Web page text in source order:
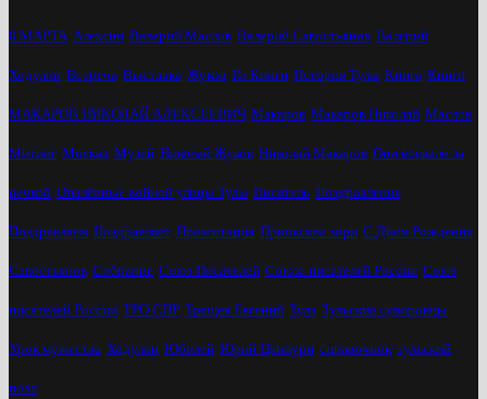
8 МАРТА Алексин Валерий Маслов Валерий Савостьянов Валерий
Ходулин Встреча Выставка Жуков Из Книги История Тулы Книга Книги
МАКАРОВ НИКОЛАЙ АЛЕКСЕЕВИЧ Макаров Макаров Николай Маслов
Митинг Москва Музей Николай Жуков Николай Макаров Они воевали за
речкой Опалённые войной улицы Тулы Писатель Поздравление
Поздравляем Поздравляет Презентация Приокские зори С Днём Рождения
Савостьянов Собрание Союз Писателей Союза писателей России Союз
писателей России ТРО СПР Трещев Евгений Тула Тульские суворовцы
Урок мужества Ходулин Юбилей Юрий Цкипури справочник тульский
поэт